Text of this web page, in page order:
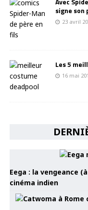
signe son
23 avril
Les 5
16 mai
Eega : la vengeance
cinéma indien